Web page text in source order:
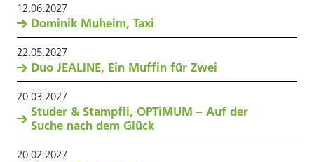
12.06.2027
Dominik Muheim, Taxi
22.05.2027
Duo JEALINE, Ein Muffin für Zwei
20.03.2027
Studer & Stampfli, OPTiMUM – Auf der
Suche nach dem Glück
20.02.2027